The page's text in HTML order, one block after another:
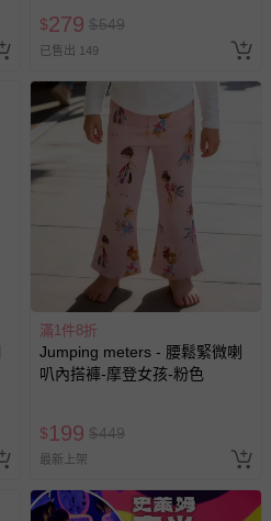
商品或電腦軟體（例如 DVD、CD
位內容或一經提供即為完成之線
同意始提供（例如線上課程、遊
：
尿布、貼身衣物、泳裝、襪子、地
幼兒包巾與背巾、包屁衣、學習
嘴、奶瓶、擠乳器、哺乳衣、托腹
。
處已貼上「不可拆封」，或具警
條者。
可詳見：退換貨 & 退款問題
$279 $549
已售出 149
滿1件8折
Jumping meters - 腰鬆緊微喇
叭內搭褲-摩登女孩-粉色
$199 $449
最新上架